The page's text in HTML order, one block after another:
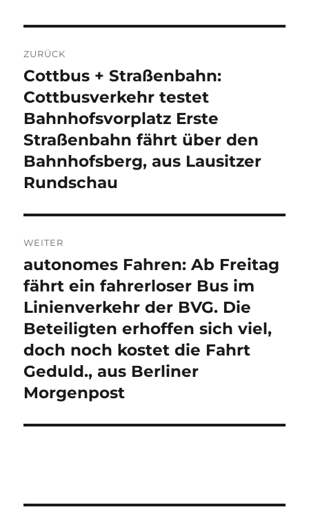
ZURÜCK
Vorheriger
Beitrag:
Cottbus + Straßenbahn:
Cottbusverkehr testet
Bahnhofsvorplatz Erste
Straßenbahn fährt über den
Bahnhofsberg, aus Lausitzer
Rundschau
WEITER
Nächster
Beitrag:
autonomes Fahren: Ab Freitag
fährt ein fahrerloser Bus im
Linienverkehr der BVG. Die
Beteiligten erhoffen sich viel,
doch noch kostet die Fahrt
Geduld., aus Berliner
Morgenpost